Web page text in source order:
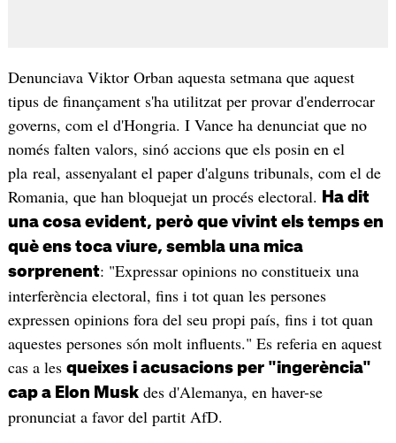
Denunciava Viktor Orban aquesta setmana que aquest
tipus de finançament s'ha utilitzat per provar d'enderrocar
governs, com el d'Hongria. I Vance ha denunciat que no
només falten valors, sinó accions que els posin en el
pla real, assenyalant el paper d'alguns tribunals, com el de
Romania, que han bloquejat un procés electoral.
Ha dit
una cosa evident, però que vivint els temps en
què ens toca viure, sembla una mica
sorprenent: "Expressar opinions no constitueix una
interferència electoral, fins i tot quan les persones
expressen opinions fora del seu propi país, fins i tot quan
aquestes persones són molt influents." Es referia en aquest
cas a les queixes i acusacions per "ingerència"
cap a Elon Muskdes d'Alemanya, en haver-se
pronunciat a favor del partit AfD.